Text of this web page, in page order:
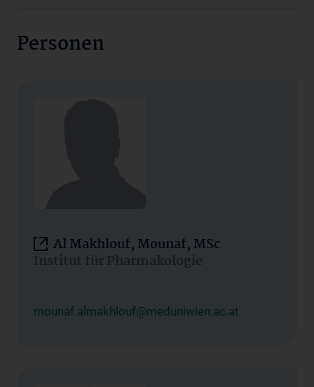
Personen
Al Makhlouf, Mounaf, MSc
Institut für Pharmakologie
mounaf.almakhlouf@meduniwien.ac.at